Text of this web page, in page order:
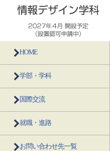
HOME
学部・学科
国際交流
就職・進路
お問い合わせ先一覧